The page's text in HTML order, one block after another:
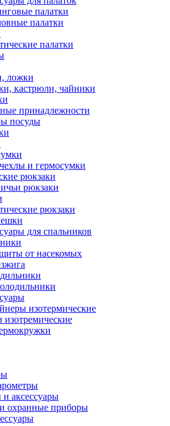
палатки
палатки
палатки
ложки
кастрюли, чайники
принадлежности
посуды
и гермосумки
рюкзаки
рюкзаки
рюкзаки
для спальников
от насекомых
изотермические
аксессуары
охранные приборы